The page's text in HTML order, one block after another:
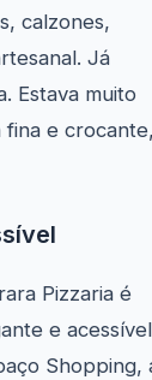
calzones,
Já
Estava muito
fina e
Pizzaria é
e
Shopping,